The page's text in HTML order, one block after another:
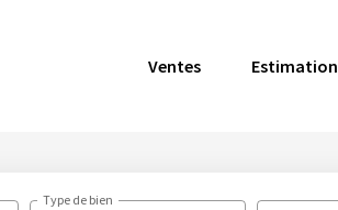
Ventes Estimation
Type de bien